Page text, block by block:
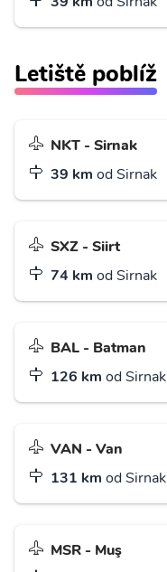
Letiště poblíž
NKT - Sirnak
39 km od Sirnak
SXZ - Siirt
74 km od Sirnak
BAL - Batman
126 km od Sirnak
VAN - Van
131 km od Sirnak
MSR - Muş